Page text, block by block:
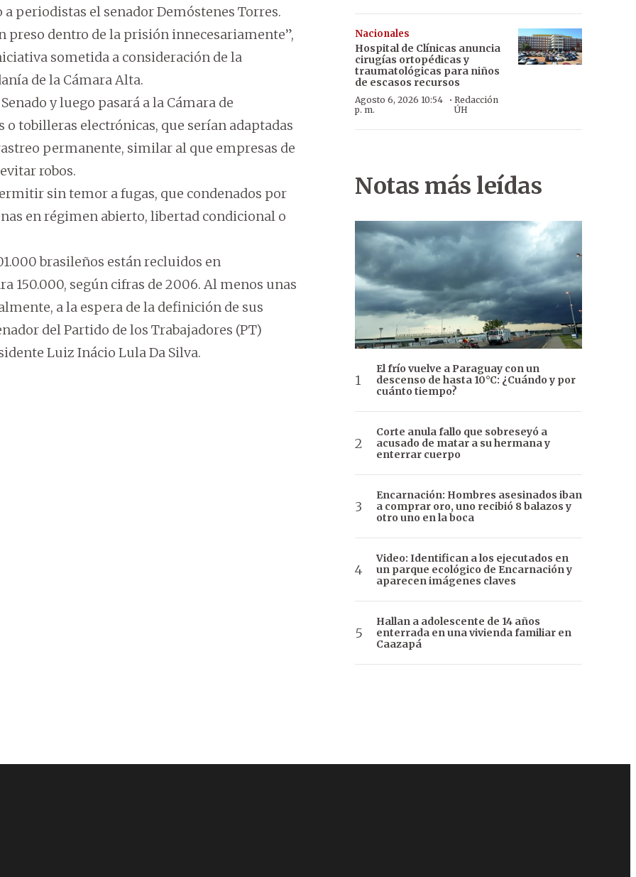
periodistas el senador Demóstenes Torres.
preso dentro de la prisión innecesariamente”,
sometida a consideración de la
de la Cámara Alta.
y luego pasará a la Cámara de
tobilleras electrónicas, que serían adaptadas
permanente, similar al que empresas de
robos.
sin temor a fugas, que condenados por
en régimen abierto, libertad condicional o
brasileños están recluidos en
150.000, según cifras de 2006. Al menos unas
a la espera de la definición de sus
del Partido de los Trabajadores (PT)
Luiz Inácio Lula Da Silva.
Nacionales
Hospital de Clínicas anuncia
cirugías ortopédicas y
traumatológicas para niños
de escasos recursos
Agosto 6, 2026 10:54
p. m.
· Redacción
ÚH
Notas más leídas
El frío vuelve a Paraguay con un
descenso de hasta 10°C: ¿Cuándo y por
cuánto tiempo?
Corte anula fallo que sobreseyó a
acusado de matar a su hermana y
enterrar cuerpo
Encarnación: Hombres asesinados iban
a comprar oro, uno recibió 8 balazos y
otro uno en la boca
Video: Identifican a los ejecutados en
un parque ecológico de Encarnación y
aparecen imágenes claves
Hallan a adolescente de 14 años
enterrada en una vivienda familiar en
Caazapá